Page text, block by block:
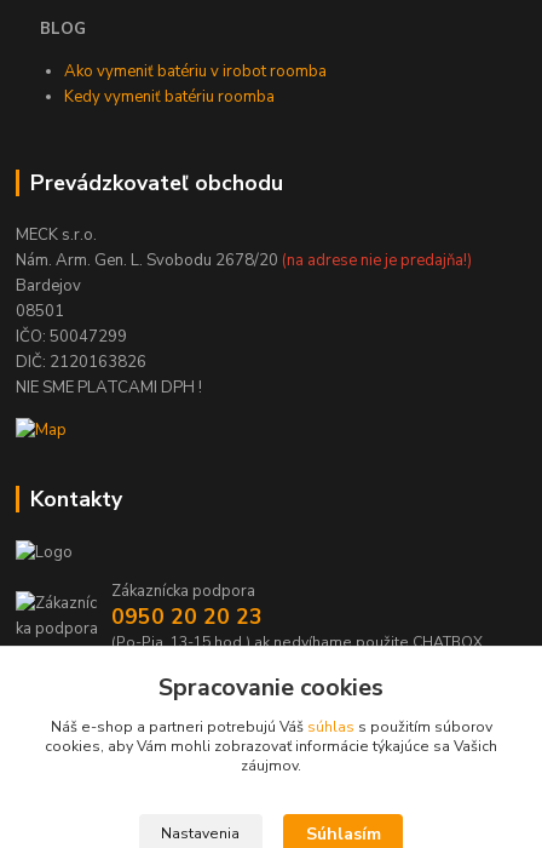
BLOG
Ako vymeniť batériu v irobot roomba
Kedy vymeniť batériu roomba
Prevádzkovateľ obchodu
MECK s.r.o.
Nám. Arm. Gen. L. Svobodu 2678/20 (na adrese nie je predajňa!)
Bardejov
08501
IČO: 50047299
DIČ: 2120163826
NIE SME PLATCAMI DPH !
Kontakty
Zákaznícka podpora
0950 20 20 23
(Po-Pia, 13-15 hod.) ak nedvíhame použite CHATBOX
info@kabelmanie.skSpracovanie cookies
Náš e-shop a partneri potrebujú Váš súhlas s použitím súborov
cookies, aby Vám mohli zobrazovať informácie týkajúce sa Vašich
záujmov.
Nastavenia Súhlasím